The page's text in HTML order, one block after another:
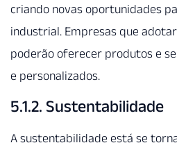
criando novas oportunidades
industrial. Empresas que
poderão oferecer produtos e
e personalizados.
5.1.2. Sustentabilidade
A sustentabilidade está se